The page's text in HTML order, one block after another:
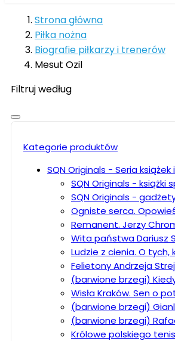
Strona główna
Piłka nożna
Biografie piłkarzy i trenerów
Mesut Ozil
Filtruj według
Kategorie produktów
SQN Originals - Seria
SQN Originals - książki
SQN Originals -
Ogniste serca.
Remanent. Jerzy
Wita państwa Dariusz
Ludzie z cienia. O tych,
Felietony Andrzeja
(barwione brzegi)
Wisła Kraków. Sen o
(barwione brzegi)
(barwione brzegi)
Królowe polskiego